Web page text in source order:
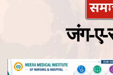
जंग-ए-